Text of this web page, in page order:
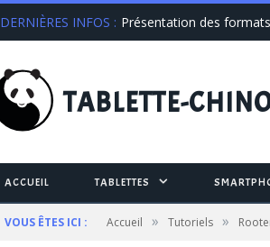
DERNIÈRES INFOS : Présentation des
TABLETTE-
ACCUEIL TABLETTES
VOUS ÊTES ICI : Accueil » Tutoriels »